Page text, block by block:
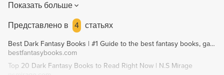
того, чтобы по-настоящему овладеть профессией, ему
нужно пробудить в себе колдовской талант. Тем
временем в королевстве происходят события, не
предвещающие для его жителей ничего хорошего.
Убит наследный принц, похищен ка'кари, серебряный
шар, способный сделать человека неуязвимым для
Показать больше
Представлено в
4 статьях
Best Dark Fantasy Books | #1 Guide to the best fantasy books, games, movies, and more!
bestfantasybooks.com
Top 20 Dark Fantasy Books to Read Right Now | N.S Mirage